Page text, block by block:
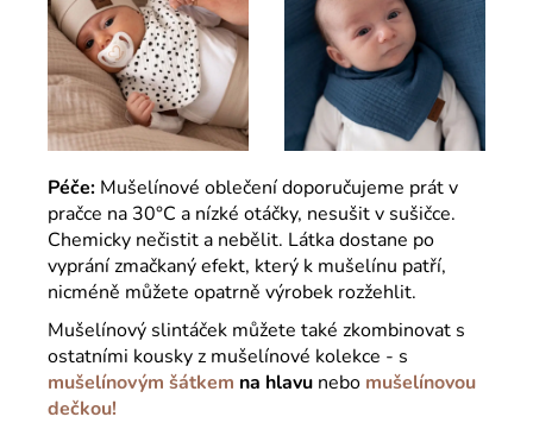
Péče: Mušelínové oblečení doporučujeme prát v
pračce na 30°C a nízké otáčky, nesušit v sušičce.
Chemicky nečistit a nebělit. Látka dostane po
vyprání zmačkaný efekt, který k mušelínu patří,
nicméně můžete opatrně výrobek rozžehlit.
Mušelínový slintáček můžete také zkombinovat s
ostatními kousky z mušelínové kolekce - s
mušelínovým šátkem na hlavu nebo mušelínovou
dečkou!